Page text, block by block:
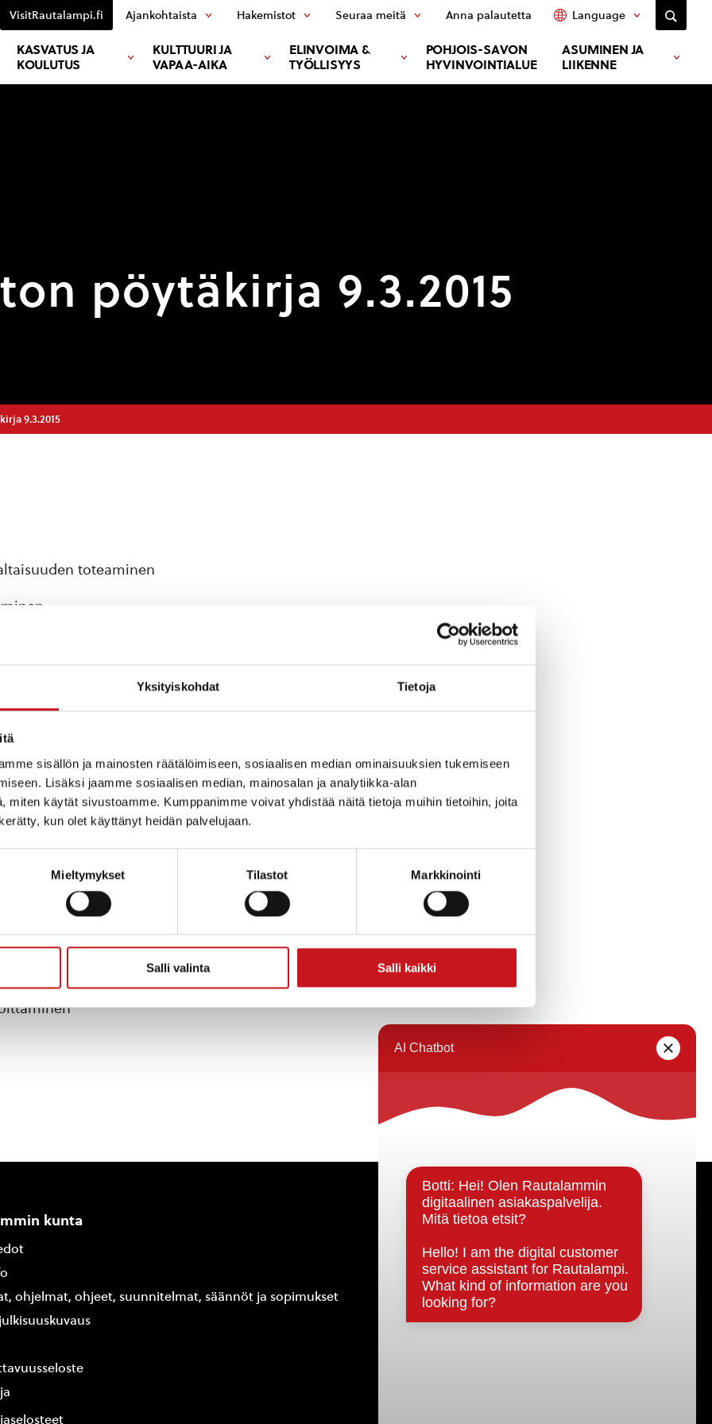
Yksityiskohdat Tietoja
sisällön ja mainosten räätälöimiseen, sosiaalisen median ominaisuuksien tukemiseen
Lisäksi jaamme sosiaalisen median, mainosalan ja analytiikka-alan
miten käytät sivustoamme. Kumppanimme voivat yhdistää näitä tietoja muihin tietoihin, joita
kun olet käyttänyt heidän palvelujaan.
Mieltymykset Tilastot Markkinointi
Salli valinta Salli kaikki
KASVATUS JA
KOULUTUS
KULTTUURI JA
VAPAA-AIKA
ELINVOIMA &
TYÖLLISYYS
POHJOIS-SAVON
HYVINVOINTIALUE
ASUMINEN JA
LIIKENNE
VisitRautalampi.fi Ajankohtaista Hakemistot Seuraa meitä Anna palautetta Language
pöytäkirja 9.3.2015
9.3.2015
toteaminen
Ihalaiskylässä
muutos tilan Länsiranta 686-401-
muutos tilan Hujansaari 686-406-3-100
2015
palkkauksen tukeminen 2015
Rautalammille
Lassilanrannan alueelle ja toteutus
maakunnallisen tuotan-
ja vanhojen terveyden-huollon
edustajien nimeäminen Itäisen sosiaali- ja
kokoukseen
sote-lakiesitykseen
yritysten tuotteiden tunne-tuksi tekeminen
kunta
ohjelmat, ohjeet, suunnitelmat, säännöt ja sopimukset
Päätöksenteko ja lähidemokratia
Päätökset, esityslistat & pöytäkirjat
Hallinto
Kunnanhallitus
Kunnanvaltuusto